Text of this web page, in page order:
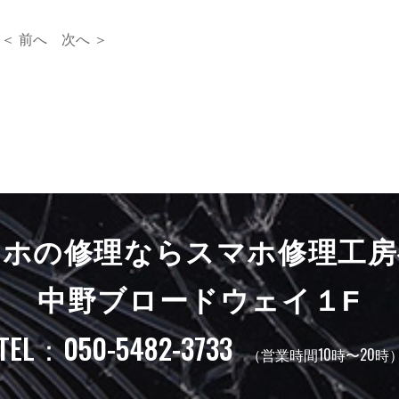
＜ 前へ 次へ ＞
の修理ならスマホ修理工
中野ブロードウェイ１F
：050-5482-3733 （営業時間10時〜20時